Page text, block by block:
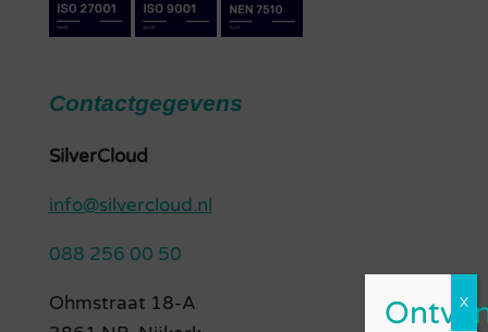
Contactgegevens
SilverCloud
info@silvercloud.nl
088 256 00 50
Ohmstraat 18-A